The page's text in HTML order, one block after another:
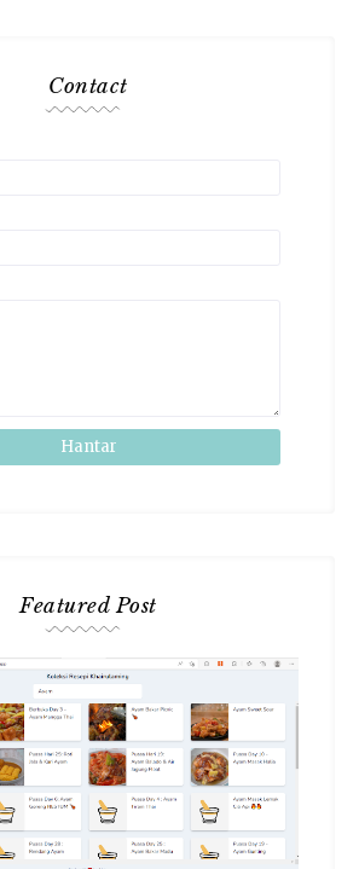
Contact
Featured Post